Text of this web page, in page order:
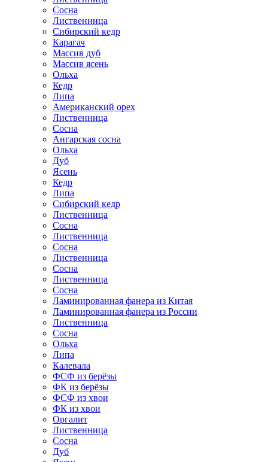
Сосна
Лиственница
Сибирский кедр
Карагач
Массив дуб
Массив ясень
Ольха
Кедр
Липа
Американский орех
Лиственница
Сосна
Ангарская сосна
Ольха
Дуб
Ясень
Кедр
Липа
Сибирский кедр
Лиственница
Сосна
Лиственница
Сосна
Лиственница
Сосна
Лиственница
Сосна
Ламинированная фанера из Китая
Ламинированная фанера из России
Лиственница
Сосна
Ольха
Липа
Калевала
ФСФ из берёзы
ФК из берёзы
ФСФ из хвои
ФК из хвои
Оргалит
Лиственница
Сосна
Дуб